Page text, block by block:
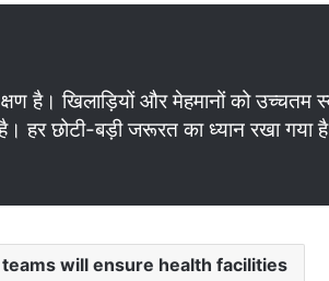
है। खिलाड़ियों और मेहमानों को उच्चतम
है। हर छोटी-बड़ी जरूरत का ध्यान रखा गया
teams will ensure health facilities